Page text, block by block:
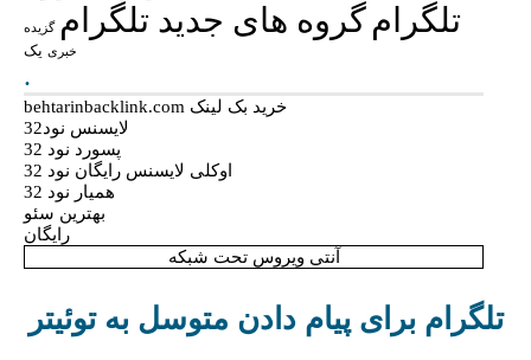
تلگرامگروه های جدید تلگرام گزیده
خبری یک
خرید بک لینک behtarinbacklink.com
لایسنس نود32
پسورد نود 32
اوکلی لایسنس رایگان نود 32
همیار نود 32
بهترین سئو
رایگان
آنتی ویروس تحت شبکه
تلگرام برای پیام دادن متوسل به توئیتر